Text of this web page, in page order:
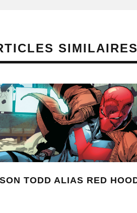
SIMILAIRES
PERSONNAGES QUEER DE